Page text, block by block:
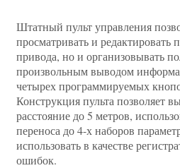
Штатный пульт управления
просматривать и
привода, но и организовывать
произвольным выводом
четырех программируемых
Конструкция пульта позволяет
расстояние до 5 метров,
переноса до 4-х наборов
использовать в качестве
ошибок.